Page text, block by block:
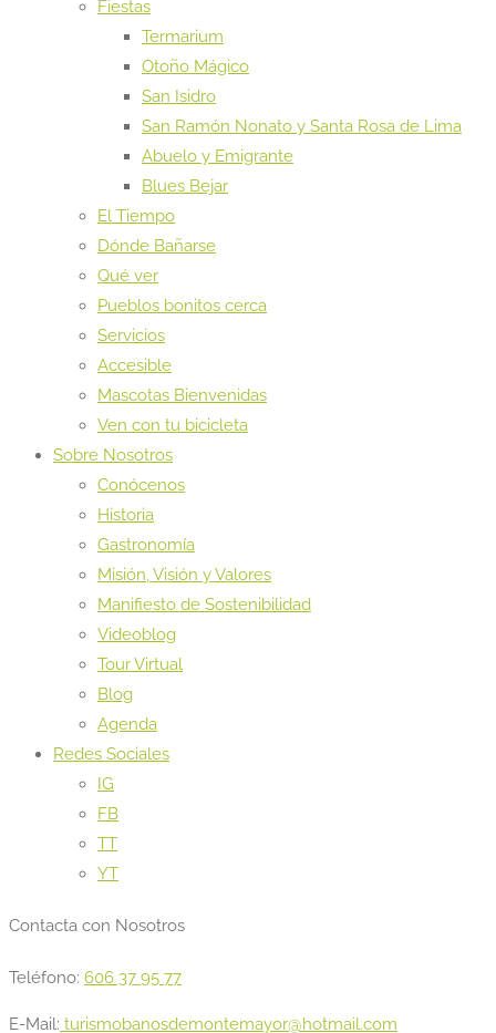
Fiestas
Termarium
Otoño Mágico
San Isidro
San Ramón Nonato y Santa Rosa de Lima
Abuelo y Emigrante
Blues Bejar
El Tiempo
Dónde Bañarse
Qué ver
Pueblos bonitos cerca
Servicios
Accesible
Mascotas Bienvenidas
Ven con tu bicicleta
Sobre Nosotros
Conócenos
Historia
Gastronomía
Misión, Visión y Valores
Manifiesto de Sostenibilidad
Videoblog
Tour Virtual
Blog
Agenda
Redes Sociales
IG
FB
TT
YT
Contacta con Nosotros
Teléfono: 606 37 95 77
E-Mail: turismobanosdemontemayor@hotmail.com